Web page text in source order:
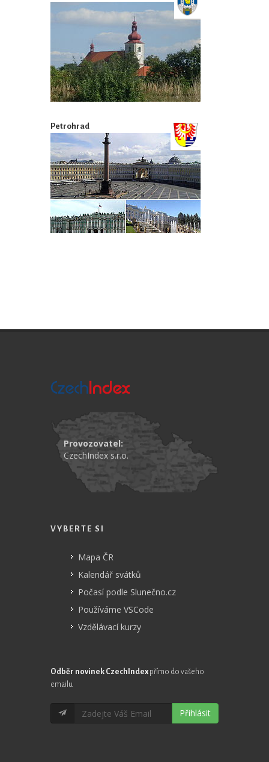
Petrohrad
Provozovatel:
CzechIndex s.r.o.
VYBERTE SI
Mapa ČR
Kalendář svátků
Počasí podle Slunečno.cz
Používáme VSCode
Vzdělávací kurzy
Odběr novinek CzechIndex přímo do vašeho
emailu
Přihlásit